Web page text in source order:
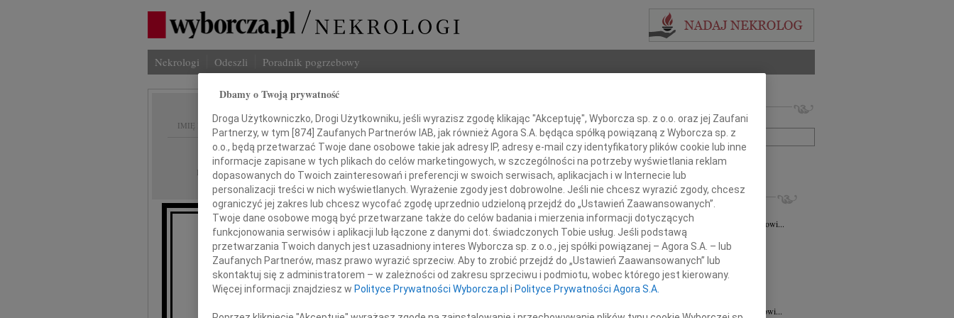
Nekrologi Odeszli Poradnik pogrzebowy
IMIĘ I NAZWISKO:
REGION: Lublin
DATA EMISJI: 30.11.2020
Szczere wyrazy współczucia
Pani dr hab. n. med. Aldonie Pietrzak
Imię i nazwisko lub numer ogłoszenia:
+ szukanie zaawansowane
INNE NEKROLOGI
Ewa Staśkiewicz 03.08.2026
Panu Profesorowi Grzegorzowi Staśkiewiczowi...
03.08.2026Lublin
Panu dr hab. n. med. Grzegorzowi...
31.07.2026
Lublin
Wyrazy głębokiego współczucia dla dr...
31.07.2026
Naszemu Koledze dr hab. n. med. Grzegorzowi...
Dbamy o Twoją prywatność
Droga Użytkowniczko, Drogi Użytkowniku, jeśli wyrazisz zgodę klikając "Akceptuję", Wyborcza sp. z o.o. oraz jej Zaufani
Partnerzy, w tym [874] Zaufanych Partnerów IAB, jak również Agora S.A. będąca spółką powiązaną z Wyborcza sp. z
o.o., będą przetwarzać Twoje dane osobowe takie jak adresy IP, adresy e-mail czy identyfikatory plików cookie lub inne
informacje zapisane w tych plikach do celów marketingowych, w szczególności na potrzeby wyświetlania reklam
dopasowanych do Twoich zainteresowań i preferencji w swoich serwisach, aplikacjach i w Internecie lub
personalizacji treści w nich wyświetlanych. Wyrażenie zgody jest dobrowolne. Jeśli nie chcesz wyrazić zgody, chcesz
ograniczyć jej zakres lub chcesz wycofać zgodę uprzednio udzieloną przejdź do „Ustawień Zaawansowanych”.
Twoje dane osobowe mogą być przetwarzane także do celów badania i mierzenia informacji dotyczących
funkcjonowania serwisów i aplikacji lub łączone z danymi dot. świadczonych Tobie usług. Jeśli podstawą
przetwarzania Twoich danych jest uzasadniony interes Wyborcza sp. z o.o., jej spółki powiązanej – Agora S.A. – lub
Zaufanych Partnerów, masz prawo wyrazić sprzeciw. Aby to zrobić przejdź do „Ustawień Zaawansowanych” lub
skontaktuj się z administratorem – w zależności od zakresu sprzeciwu i podmiotu, wobec którego jest kierowany.
Więcej informacji znajdziesz w Polityce Prywatności Wyborcza.pl i Polityce Prywatności Agora S.A.